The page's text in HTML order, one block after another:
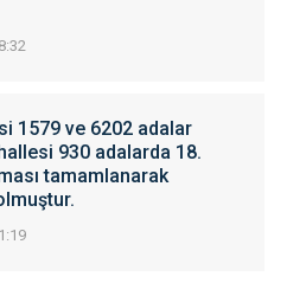
1579 ve 6202 adalar
930 adalarda 18.
tamamlanarak